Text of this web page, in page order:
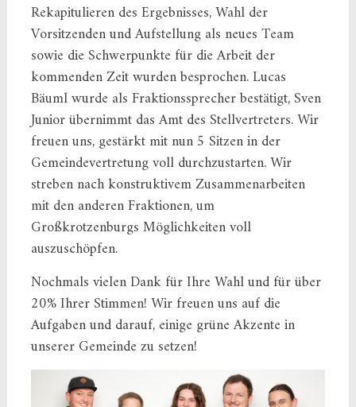
Rekapitulieren des Ergebnisses, Wahl der
Vorsitzenden und Aufstellung als neues Team
sowie die Schwerpunkte für die Arbeit der
kommenden Zeit wurden besprochen. Lucas
Bäuml wurde als Fraktionssprecher bestätigt, Sven
Junior übernimmt das Amt des Stellvertreters. Wir
freuen uns, gestärkt mit nun 5 Sitzen in der
Gemeindevertretung voll durchzustarten. Wir
streben nach konstruktivem Zusammenarbeiten
mit den anderen Fraktionen, um
Großkrotzenburgs Möglichkeiten voll
auszuschöpfen.
Nochmals vielen Dank für Ihre Wahl und für über
20% Ihrer Stimmen! Wir freuen uns auf die
Aufgaben und darauf, einige grüne Akzente in
unserer Gemeinde zu setzen!